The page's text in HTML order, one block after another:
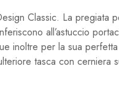
Classic. La pregiata
all’astuccio
inoltre per la sua
tasca con cerniera